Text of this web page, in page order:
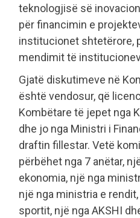
teknologjisë së
për financimin e
institucionet shtetërore,
mendimit të
Gjatë diskutimeve në
është vendosur, që
Kombëtare të jepet nga
dhe jo nga Ministri i
draftin fillestar. Vetë
përbëhet nga 7 anëtar,
ekonomia, një nga
një nga ministria e
sportit, një nga AKSHI